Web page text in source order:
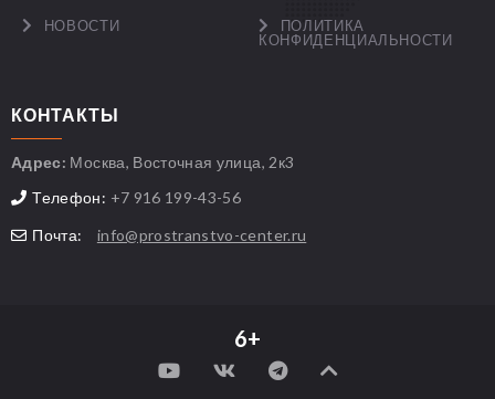
НОВОСТИ
ПОЛИТИКА
КОНФИДЕНЦИАЛЬНОСТИ
КОНТАКТЫ
Адрес: Москва, Восточная улица, 2к3
Телефон: +7 916 199-43-56
Почта:
info@prostranstvo-center.ru
6+